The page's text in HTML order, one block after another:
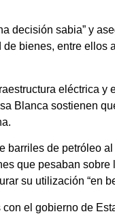
decisión sabia” y
bienes, entre
eléctrica
Blanca sostienen
de petróleo
que pesaban
su utilización “en
el gobierno de